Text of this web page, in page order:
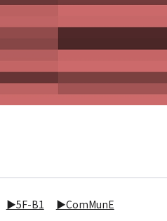
▶5F-B1 ▶ComMunE